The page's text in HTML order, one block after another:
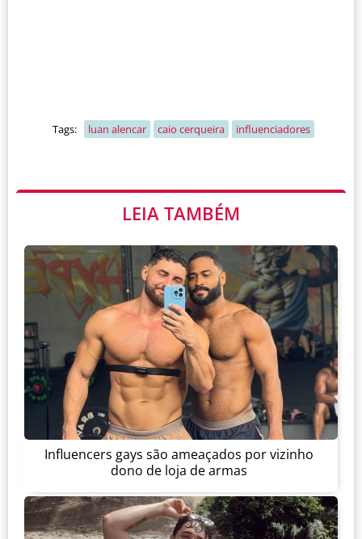
Tags: luan alencar caio cerqueira influenciadores
LEIA TAMBÉM
Influencers gays são ameaçados por vizinho
dono de loja de armas